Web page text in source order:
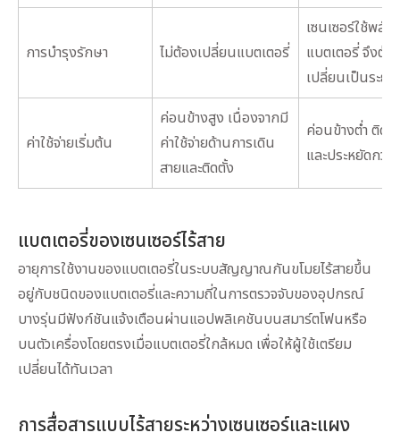
การบำรุงรักษา ไม่ต้องเปลี่ยนแบตเตอรี่
เซนเซอร์ใช้พลัง
แบตเตอรี่ จึงต้อ
เปลี่ยนเป็นระยะ
ค่าใช้จ่ายเริ่มต้น
ค่อนข้างสูง เนื่องจากมี
ค่าใช้จ่ายด้านการเดิน
สายและติดตั้ง
ค่อนข้างต่ำ ติดตั้
และประหยัดกว่า
แบตเตอรี่ของเซนเซอร์ไร้สาย
อายุการใช้งานของแบตเตอรี่ในระบบสัญญาณกันขโมยไร้สายขึ้น
อยู่กับชนิดของแบตเตอรี่และความถี่ในการตรวจจับของอุปกรณ์
บางรุ่นมีฟังก์ชันแจ้งเตือนผ่านแอปพลิเคชันบนสมาร์ตโฟนหรือ
บนตัวเครื่องโดยตรงเมื่อแบตเตอรี่ใกล้หมด เพื่อให้ผู้ใช้เตรียม
เปลี่ยนได้ทันเวลา
การสื่อสารแบบไร้สายระหว่างเซนเซอร์และแผง